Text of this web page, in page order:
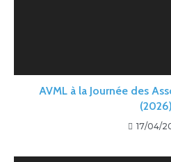
AVML à la Journée des
(2026)
17/04/